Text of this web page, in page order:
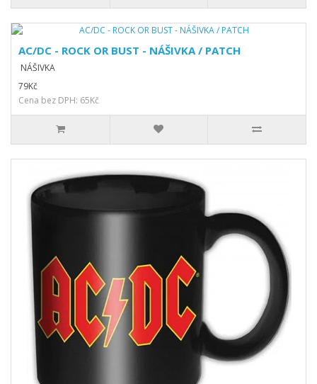
AC/DC - ROCK OR BUST - NÁŠIVKA / PATCH
NÁŠIVKA
79Kč
Cena bez DPH: 65Kč